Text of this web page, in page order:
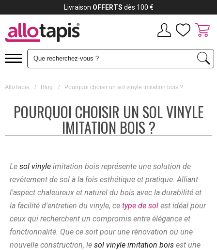
AlloTapis / Blog / Pourquoi choisir un sol vinyle imitation bois ?
POURQUOI CHOISIR UN SOL VINYLE
IMITATION BOIS ?
Le sol vinyle imitation bois représente une solution de
revêtement de sol à la fois esthétique et pratique. Alliant
l'aspect chaleureux et naturel du bois avec la durabilité et
la facilité d'entretien du vinyle, ce type de sol est idéal pour
ceux qui recherchent un compromis entre élégance et
fonctionnalité. Que ce soit pour une rénovation ou une
nouvelle construction, le sol vinyle imitation bois est une
Livraison OFFERTS dès 100 €